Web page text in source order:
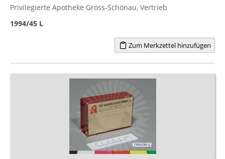
Privilegierte Apotheke Gross-Schönau, Vertrieb
1994/45 L
Zum Merkzettel hinzufügen